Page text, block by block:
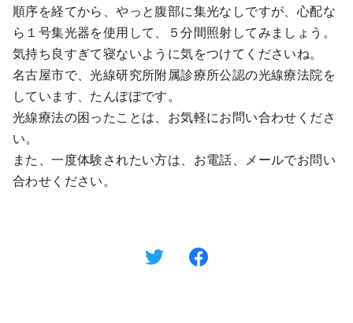
順序を経てから、やっと腹部に集光なしですが、心配な
ら１号集光器を使用して、５分間照射してみましょう。
気持ち良すぎて寝ないように気をつけてくださいね。
名古屋市で、光線研究所附属診療所公認の光線療法院を
しています、たんぽぽです。
光線療法の困ったことは、お気軽にお問い合わせくださ
い。
また、一度体験されたい方は、お電話、メールでお問い
合わせください。